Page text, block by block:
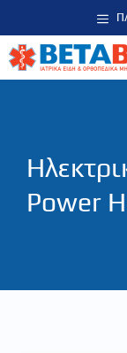
σε
περιεχόμενο
Power